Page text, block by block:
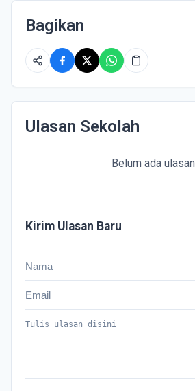
Bagikan
Ulasan Sekolah
Belum ada ulasan
Kirim Ulasan Baru